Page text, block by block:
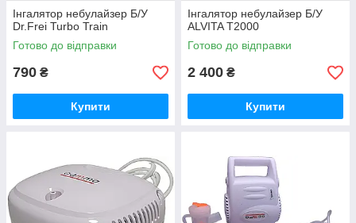
Інгалятор небулайзер Б/У
Dr.Frei Turbo Train
Готово до відправки
790 ₴
Купити
Інгалятор небулайзер Б/У
ALVITA T2000
Готово до відправки
2 400 ₴
Купити